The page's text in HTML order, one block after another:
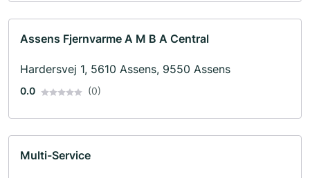
Assens Fjernvarme A M B A Central
Hardersvej 1, 5610 Assens, 9550 Assens
0.0 (0)
Multi-Service